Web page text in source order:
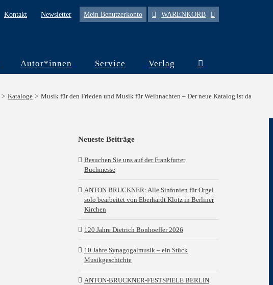
Kontakt Newsletter Mein Benutzerkonto WARENKORB
Autor*innen Service Verlag
Kataloge Musik für den Frieden und Musik für Weihnachten – Der neue Katalog ist da
Neueste Beiträge
Besuchen Sie uns auf der Frankfurter
Buchmesse
ANTON BRUCKNER: Alle Sinfonien für Orgel
solo bearbeitet von Eberhardt Klotz in Berliner
Kirchen
120 Jahre Dietrich Bonhoeffer 2026
10 Jahre Synagogalmusik – ein Stück
Musikgeschichte
ANTON-BRUCKNER-FESTSPIELE BERLIN